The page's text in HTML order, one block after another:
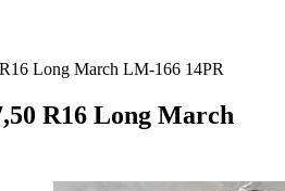
Long March LM-166 14PR
R16 Long March